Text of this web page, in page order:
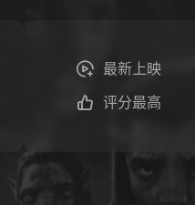
最新上映
评分最高